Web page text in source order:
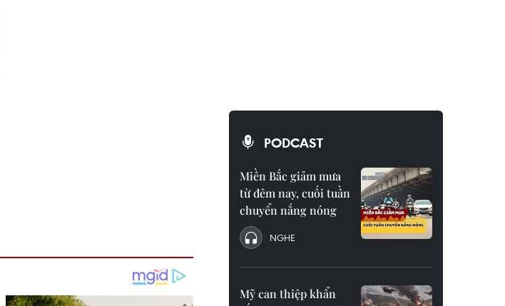
PODCAST
Miền Bắc giảm mưa
từ đêm nay, cuối tuần
chuyển nắng nóng
NGHE
Mỹ can thiệp khẩn